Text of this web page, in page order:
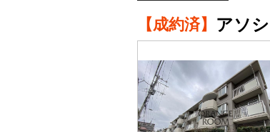
【成約済】 アソ